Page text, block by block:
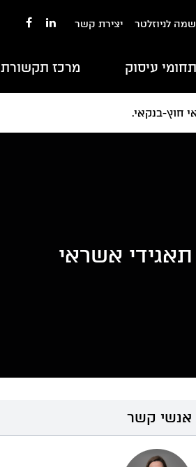
לניוזלטר יצירת קשר
תחומי עיסוק מרכז תקשורת
חוץ-בנקאי.
אשראי
אנשי קשר